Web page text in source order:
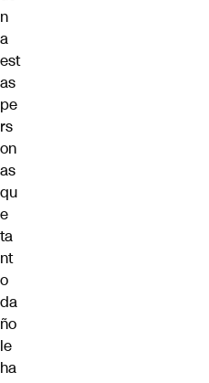
n
a
est
as
pe
rs
on
as
qu
e
ta
nt
o
da
ño
le
ha